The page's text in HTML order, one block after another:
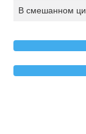
В смешанном